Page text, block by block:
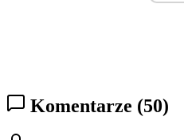
Komentarze (50)